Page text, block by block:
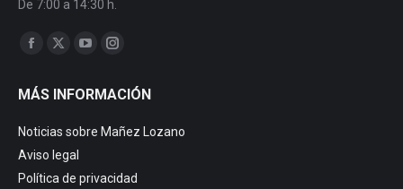
De 7:00 a 14:30 h.
Encuéntranos en:
Facebook
opens
in
new
window
X
opens
new
window
YouTube
opens
window
Instagram
opens
in
window
MÁS INFORMACIÓN
Noticias sobre Mañez Lozano
Aviso legal
Política de privacidad